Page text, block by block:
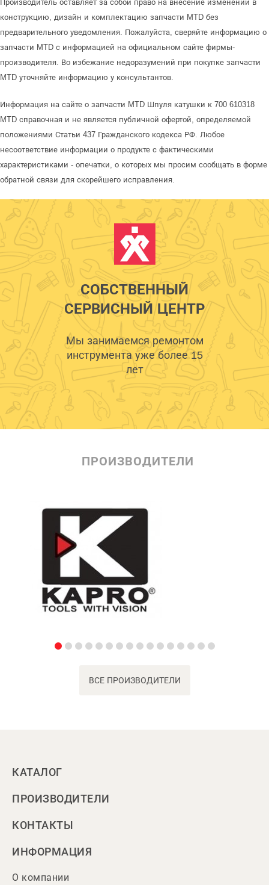
Производитель оставляет за собой право на внесение изменений в
конструкцию, дизайн и комплектацию запчасти MTD без
предварительного уведомления. Пожалуйста, сверяйте информацию о
запчасти MTD с информацией на официальном сайте фирмы-
производителя. Во избежание недоразумений при покупке запчасти
MTD уточняйте информацию у консультантов.
Информация на сайте о запчасти MTD Шпуля катушки к 700 610318
MTD справочная и не является публичной офертой, определяемой
положениями Статьи 437 Гражданского кодекса РФ. Любое
несоответствие информации о продукте с фактическими
характеристиками - опечатки, о которых мы просим сообщать в форме
обратной связи для скорейшего исправления.
СОБСТВЕННЫЙ
СЕРВИСНЫЙ ЦЕНТР
Мы занимаемся ремонтом
инструмента уже более 15
лет
ПРОИЗВОДИТЕЛИ
ВСЕ ПРОИЗВОДИТЕЛИ
КАТАЛОГ
ПРОИЗВОДИТЕЛИ
КОНТАКТЫ
ИНФОРМАЦИЯ
О компании